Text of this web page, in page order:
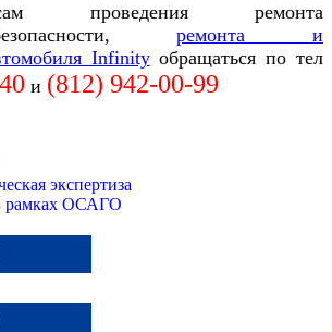
проведения ремонта
ремонта и
Infinityобращаться по тел
и (812) 942-00-99
экспертиза
ОСАГО